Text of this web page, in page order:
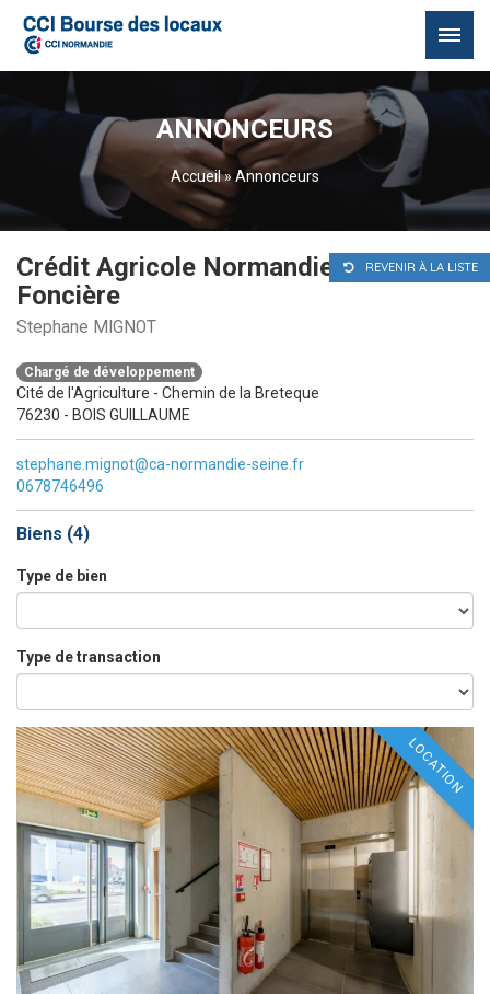
ANNONCEURS
Accueil»Annonceurs
REVENIR À LA LISTE
Crédit Agricole Normandie Seine
Foncière
Stephane MIGNOT
Chargé de développement
Cité de l'Agriculture - Chemin de la Breteque
76230 - BOIS GUILLAUME
stephane.mignot@ca-normandie-seine.fr
0678746496
Biens (4)
Type de bien
Type de transaction
LOCATION